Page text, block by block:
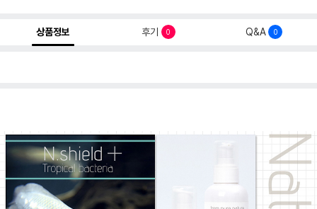
상품정보 후기 0 Q&A 0